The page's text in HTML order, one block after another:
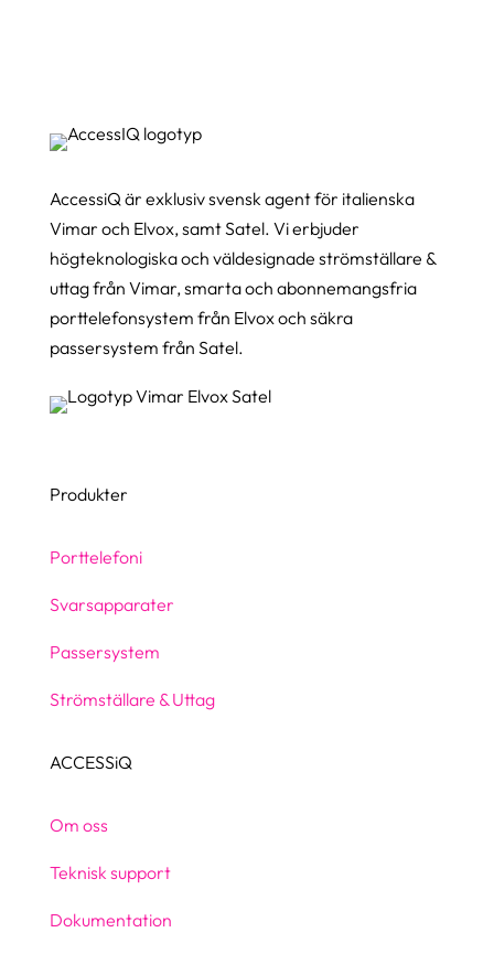
AccessiQ är exklusiv svensk agent för italienska
Vimar och Elvox, samt Satel. Vi erbjuder
högteknologiska och väldesignade strömställare &
uttag från Vimar, smarta och abonnemangsfria
porttelefonsystem från Elvox och säkra
passersystem från Satel.
Produkter
Porttelefoni
Svarsapparater
Passersystem
Strömställare & Uttag
ACCESSiQ
Om oss
Teknisk support
Dokumentation